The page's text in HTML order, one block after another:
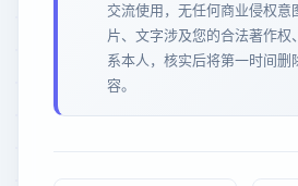
交流使用，无任何商业侵权意
片、文字涉及您的合法著作权
系本人，核实后将第一时间删
容。